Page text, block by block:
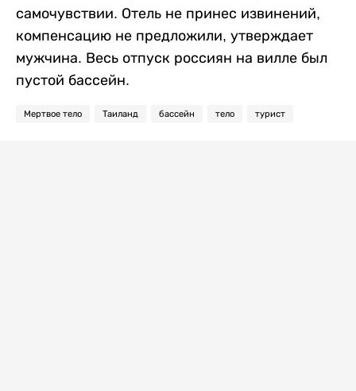
самочувствии. Отель не принес извинений,
компенсацию не предложили, утверждает
мужчина. Весь отпуск россиян на вилле был
пустой бассейн.
Мертвое тело Таиланд бассейн тело турист